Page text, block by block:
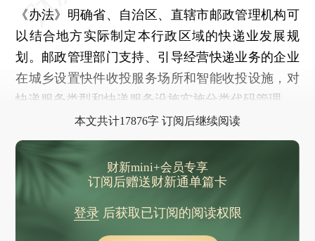
18部委联合印发《基本公共服务标准体系建设工程工作方案》
晨读荐闻（国内、国际、市场消息27条）
港人北上扫货蔚然成风 “山姆会员店旅行团”爆满
国内首个车网互动政策发布 力推低谷充电及车网互动规模化
《办法》明确省、自治区、直辖市邮政管理机构可
以结合地方实际制定本行政区域的快递业发展规
划。邮政管理部门支持、引导经营快递业务的企业
在城乡设置快件收投服务场所和智能收投设施，对
快递服务类型和快递服务设施实施分类代码管理。
本文共计17876字 订阅后继续阅读
财新mini+会员专享
订阅后赠送财新通单篇卡
登录后获取已订阅的阅读权限